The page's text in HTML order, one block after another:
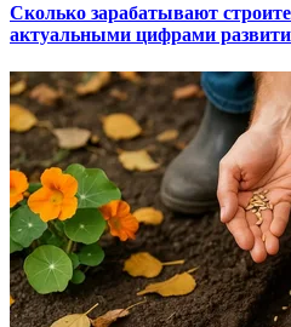
Сколько зарабатывают
актуальными цифрами